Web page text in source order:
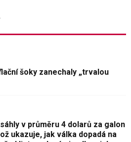
šoky zanechaly „trvalou
v průměru 4 dolarů za galon
ukazuje, jak válka dopadá na